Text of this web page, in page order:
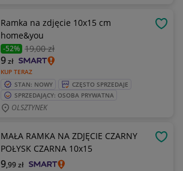
Ramka na zdjęcie 10x15 cm
home&you
-52% 19,00 zł
KUP TERAZ
9zł
STAN: NOWY
CZĘSTO SPRZEDAJE
SPRZEDAJĄCY: OSOBA PRYWATNA
OLSZTYNEK
MAŁA RAMKA NA ZDJĘCIE CZARNY
POŁYSK CZARNA 10x15
9,99zł